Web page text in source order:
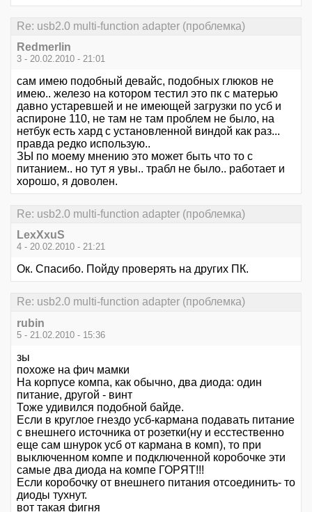
Re: usb2.0 multi-function adapter (проблемка)
Redmerlin
3 - 20.02.2010 - 21:01
сам имею подобный девайс, подобных глюков не
имею.. железо на котором тестил это пк с матерью
давно устаревшей и не имеющей загрузки по усб и
аспироне 110, не там не там проблем не было, на
нетбук есть хард с установленной виндой как раз...
правда редко использую..
ЗЫ по моему мнению это может быть что то с
питанием.. но тут я увы.. трабл не было.. работает и
хорошо, я доволен.
Re: usb2.0 multi-function adapter (проблемка)
LexXxuS
4 - 20.02.2010 - 21:21
Ок. Спасибо. Пойду проверять на других ПК.
Re: usb2.0 multi-function adapter (проблемка)
rubin
5 - 21.02.2010 - 15:36
зы
похоже на фич мамки
На корпусе компа, как обычно, два диода: один
питание, другой - винт
Тоже удивился подобной байде.
Если в круглое гнездо усб-кармана подавать питание
с внешнего источника от розетки(ну и есстественно
еще сам шнурок усб от кармана в комп), то при
выключенном компе и подключенной коробочке эти
самые два диода на компе ГОРЯТ!!!
Если коробочку от внешнего питания отсоединить- то
диоды тухнут.
вот такая фигня